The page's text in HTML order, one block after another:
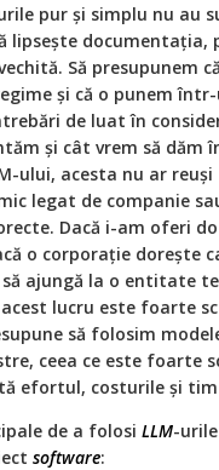
pur și simplu nu au
lipsește
Să presupunem
și că o punem
de luat în
și cât vrem să dăm
ului, acesta nu ar
legat de companie
Dacă i-am oferi
o corporație dorește
să ajungă la o entitate
lucru este foarte
să folosim
ceea ce este foarte
efortul, costurile și
de a folosi LLM-
software: